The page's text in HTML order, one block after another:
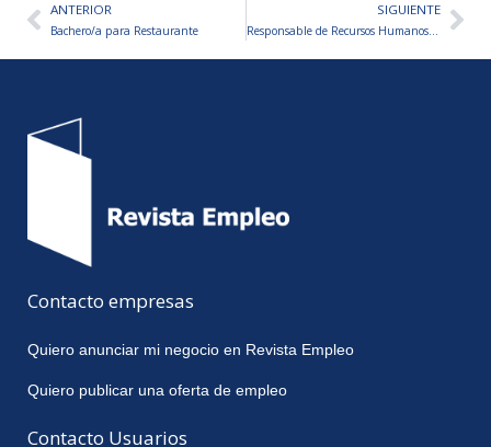
AntANTERIOR
Bachero/a para Restaurante
SIGUIENTE
Responsable de Recursos Humanos (Foco Soft)
Contacto empresas
Quiero anunciar mi negocio en Revista Empleo
Quiero publicar una oferta de empleo
Contacto Usuarios